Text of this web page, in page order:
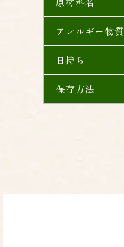
アレルギー物質
日持ち
保存方法